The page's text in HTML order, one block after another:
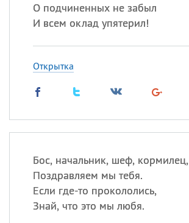
О подчиненных не забыл
И всем оклад упятерил!
Открытка
Бос, начальник, шеф, кормилец,
Поздравляем мы тебя.
Если где-то прокололись,
Знай, что это мы любя.